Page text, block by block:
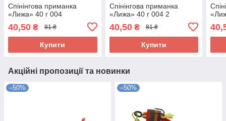
Спінінгова приманка
«Лижа» 40 г 004
40,50 ₴ 81 ₴
Купити
Спінінгова приманка
«Лижа» 40 г 004 2
40,50₴ 81 ₴
Купити
Акційні пропозиції та новинки
–50% –50%